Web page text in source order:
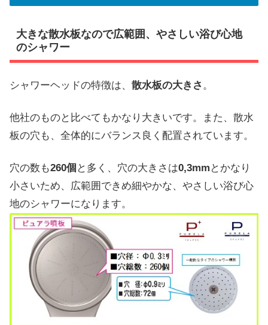
大きな散水板なので広範囲、やさしい浴び心地
のシャワー
シャワーヘッドの特徴は、 散水板の大きさ 。
他社のものと比べてもかなり大きいです。また、散水
板の穴も、全体的にバランス良く配置されています。
穴の数も260個 と多く、穴の大きさは0,3mm とかなり
小さいため、広範囲できめ細やかな、やさしい浴び心
地のシャワーになります。